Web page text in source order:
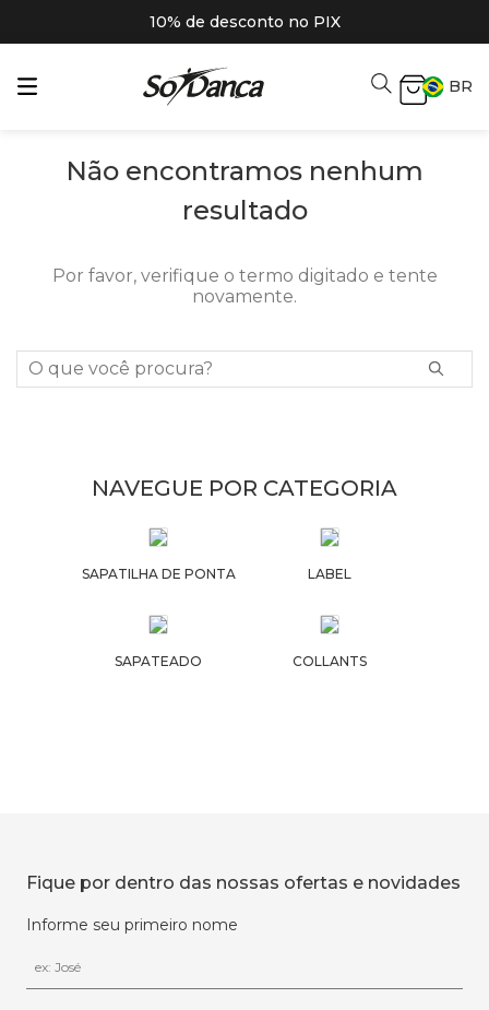
10% de desconto no PIX
BR
Não encontramos nenhum
resultado
Por favor, verifique o termo digitado e tente
novamente.
O que você procura?
NAVEGUE POR CATEGORIA
SAPATILHA DE PONTA LABEL
SAPATEADO COLLANTS
Fique por dentro das nossas ofertas e novidades
Informe seu primeiro nome